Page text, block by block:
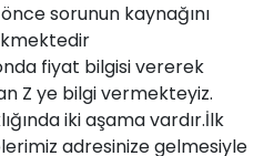
sorunun kaynağını
fiyat bilgisi vererek
Z ye bilgi vermekteyiz.
iki aşama vardır.İlk
adresinize gelmesiyle